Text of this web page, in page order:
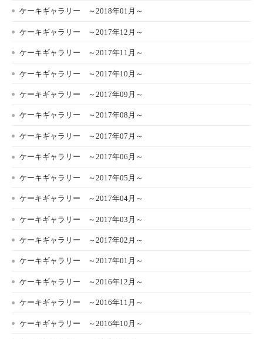
ケーキギャラリー ～2018年01月～
ケーキギャラリー ～2017年12月～
ケーキギャラリー ～2017年11月～
ケーキギャラリー ～2017年10月～
ケーキギャラリー ～2017年09月～
ケーキギャラリー ～2017年08月～
ケーキギャラリー ～2017年07月～
ケーキギャラリー ～2017年06月～
ケーキギャラリー ～2017年05月～
ケーキギャラリー ～2017年04月～
ケーキギャラリー ～2017年03月～
ケーキギャラリー ～2017年02月～
ケーキギャラリー ～2017年01月～
ケーキギャラリー ～2016年12月～
ケーキギャラリー ～2016年11月～
ケーキギャラリー ～2016年10月～